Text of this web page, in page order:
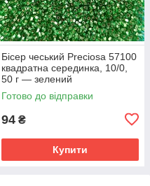
Бісер чеський Preciosa 57100
квадратна серединка, 10/0,
50 г — зелений
Готово до відправки
94 ₴
Купити